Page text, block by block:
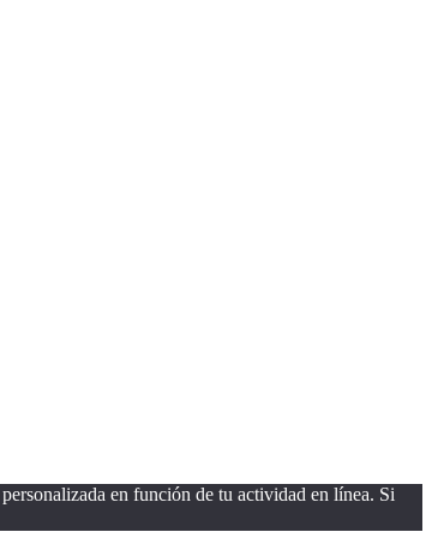
en función de tu actividad en línea. Si